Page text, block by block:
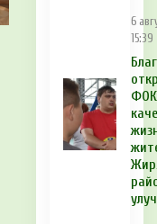
6
15:39